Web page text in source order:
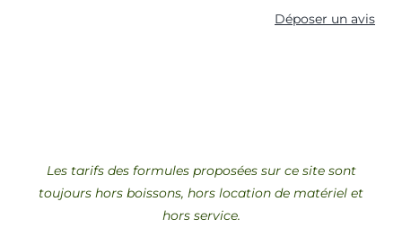
Déposer un avis
Les tarifs des formules proposées sur ce site sont
toujours hors boissons, hors location de matériel et
hors service.